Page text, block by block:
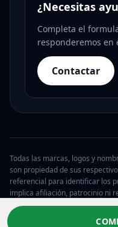
¿Necesitas
Completa el
responderemos en
Contactar
Todas las marcas, logos y
son propiedad de sus
referencial para identificar los
implica afiliación, patrocinio ni
© 2026 Yaxa Costa Rica. Todos